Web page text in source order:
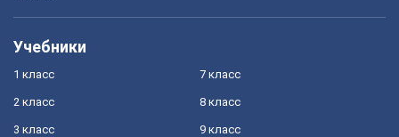
Учебники
1 класс
2 класс
3 класс
7 класс
8 класс
9 класс